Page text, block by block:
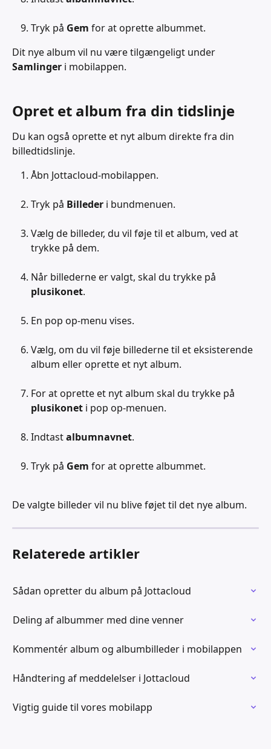
Tryk på Gem for at oprette albummet.
Dit nye album vil nu være tilgængeligt under
Samlinger i mobilappen.
Opret et album fra din tidslinje
Du kan også oprette et nyt album direkte fra din
billedtidslinje.
Åbn Jottacloud-mobilappen.
Tryk på Billeder i bundmenuen.
Vælg de billeder, du vil føje til et album, ved at
trykke på dem.
Når billederne er valgt, skal du trykke på
plusikonet.
En pop op-menu vises.
Vælg, om du vil føje billederne til et eksisterende
album eller oprette et nyt album.
For at oprette et nyt album skal du trykke på
plusikonet i pop op-menuen.
Indtast albumnavnet.
Tryk på Gem for at oprette albummet.
De valgte billeder vil nu blive føjet til det nye album.
Relaterede artikler
Sådan opretter du album på Jottacloud
Deling af albummer med dine venner
Kommentér album og albumbilleder i mobilappen
Håndtering af meddelelser i Jottacloud
Vigtig guide til vores mobilapp